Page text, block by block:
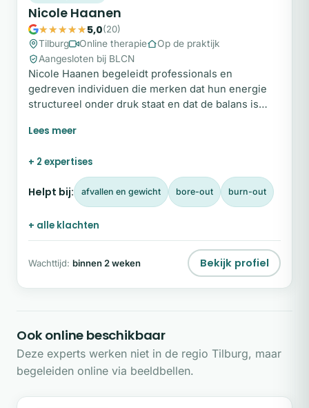
Nicole Haanen
5,0(20)
Tilburg
Online therapie
Op de praktijk
Aangesloten bij BLCN
Nicole Haanen begeleidt professionals en
gedreven individuen die merken dat hun energie
structureel onder druk staat en dat de balans is
werkdruk, chronische stress of het gevoel altijd
staat het versterken van mentale veerkracht
+ 2 expertises
Helpt bij: afvallen en gewicht bore-out burn-out
+ alle klachten
Wachttijd: binnen 2 weken Bekijk profiel
Ook online beschikbaar
Deze experts werken niet in de regio Tilburg, maar
begeleiden online via beeldbellen.